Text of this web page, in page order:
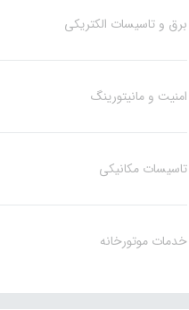
برق و تاسیسات الکتریکی
امنیت و مانیتورینگ
تاسیسات مکانیکی
خدمات موتورخانه